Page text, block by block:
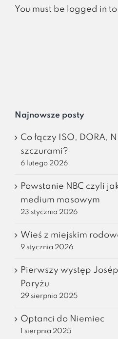
You must be logged in
Najnowsze posty
Co łączy ISO, DORA,
szczurami?
6 lutego 2026
Powstanie NBC czyli
medium masowym
23 stycznia 2026
Wieś z miejskim
9 stycznia 2026
Pierwszy występ
Paryżu
29 sierpnia 2025
Optanci do Niemiec
1 sierpnia 2025